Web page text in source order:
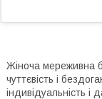
Жіноча мереживна
чуттєвість і
індивідуальність